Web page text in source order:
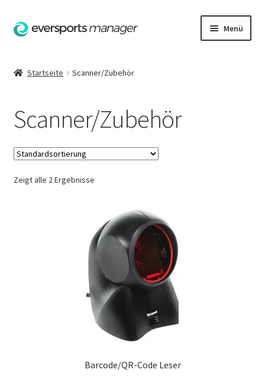
Zur
Navigation
Zum
Inhalt
Menü
Datenschutzerklärung
Hilfe
Impressum
Richtlinie für Rückerstattungen und Rückgaben
Startseite Scanner/Zubehör
Scanner/Zubehör
Zeigt alle 2 Ergebnisse
Barcode/QR-Code Leser